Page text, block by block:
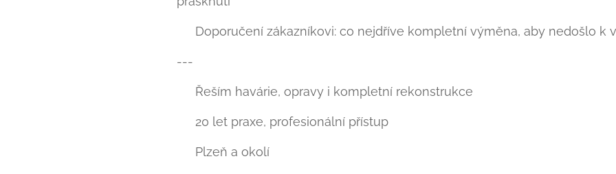
👉 Doporučení zákazníkovi: co nejdříve kompletní výměna, aby nedošlo k
---
💪 Řeším havárie, opravy i kompletní rekonstrukce
🛠️ 20 let praxe, profesionální přístup
📍 Plzeň a okolí